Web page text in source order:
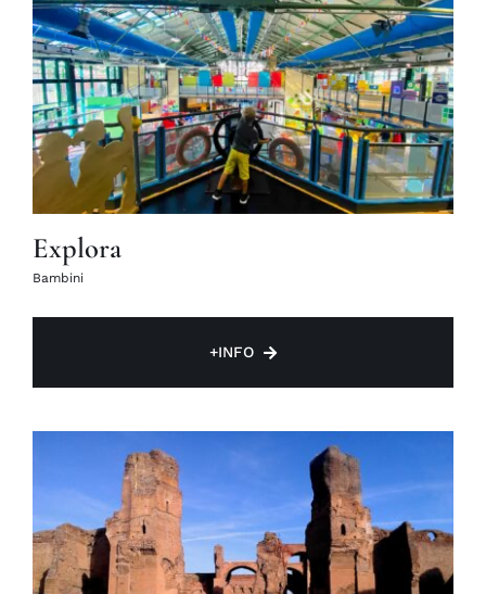
Explora
Bambini
+INFO